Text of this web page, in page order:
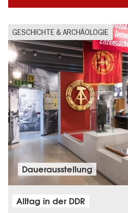
GESCHICHTE & ARCHÄOLOGIE
Dauer­aus­stel­lung
Alltag in der DDR